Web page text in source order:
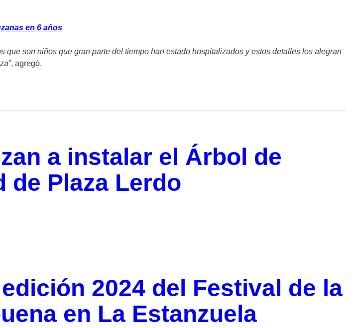
en 6 años
son niños que gran parte del tiempo han estado hospitalizados y estos detalles los alegran
, agregó.
a instalar el Árbol de
de Plaza Lerdo
2024 del Festival de la
en La Estanzuela